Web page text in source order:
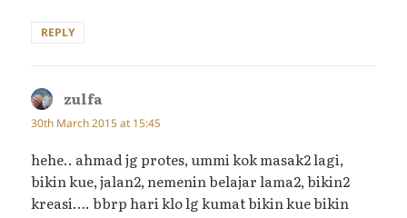
REPLY
zulfa
30th March 2015 at 15:45
hehe.. ahmad jg protes, ummi kok masak2 lagi,
bikin kue, jalan2, nemenin belajar lama2, bikin2
kreasi…. bbrp hari klo lg kumat bikin kue bikin